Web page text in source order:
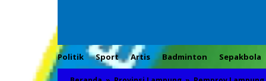
Politik Sport Artis Badminton Sepakbola